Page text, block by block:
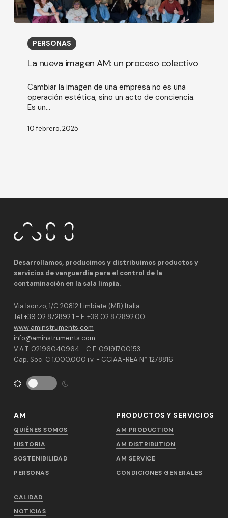
nueva
imagen
colectivo
PERSONAS
La nueva imagen AM: un proceso colectivo
Cambiar la imagen de una empresa no es una
operación estética, sino un acto de conciencia.
Es un...
10 febrero, 2025
Desarrollamos, producimos y distribuimos productos y
servicios de vanguardia para el control de la
contaminación en la sala limpia.
Via Isonzo, 1/C 20812 Limbiate (MB) Italia
Tel:+39 02 872892.1 - F. +39 02 872892.00
www.aminstruments.com
info@aminstruments.com
V.A.T. 02196040964 - C.F. 09191700153
Cap. Soc. € 1.000.000 i.v. - CCIAA-REA Nº 1278816
AM
QUIÉNES SOMOS
HISTORIA
SOSTENIBILIDAD
PERSONAS
PRODUCTOS Y SERVICIOS
AM PRODUCTION
AM DISTRIBUTION
AM SERVICE
CONDICIONES GENERALES
CALIDAD
NOTICIAS